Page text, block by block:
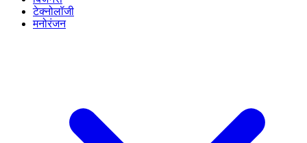
टेक्नोलॉजी
मनोरंजन